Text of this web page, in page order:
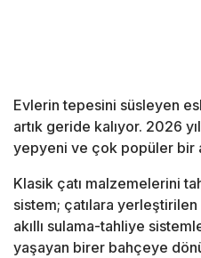
Evlerin tepesini süsleyen
artık geride kalıyor. 2026
yepyeni ve çok popüler bir
Klasik çatı malzemelerini
sistem; çatılara
akıllı sulama-tahliye
yaşayan birer bahçeye